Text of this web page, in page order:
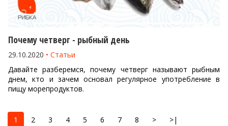
Почему четверг - рыбный день
29.10.2020
Статьи
Давайте разберемся, почему четверг называют рыбным
днем, кто и зачем основал регулярное употребление в
пищу морепродуктов.
1 2 3 4 5 6 7 8 >
>|